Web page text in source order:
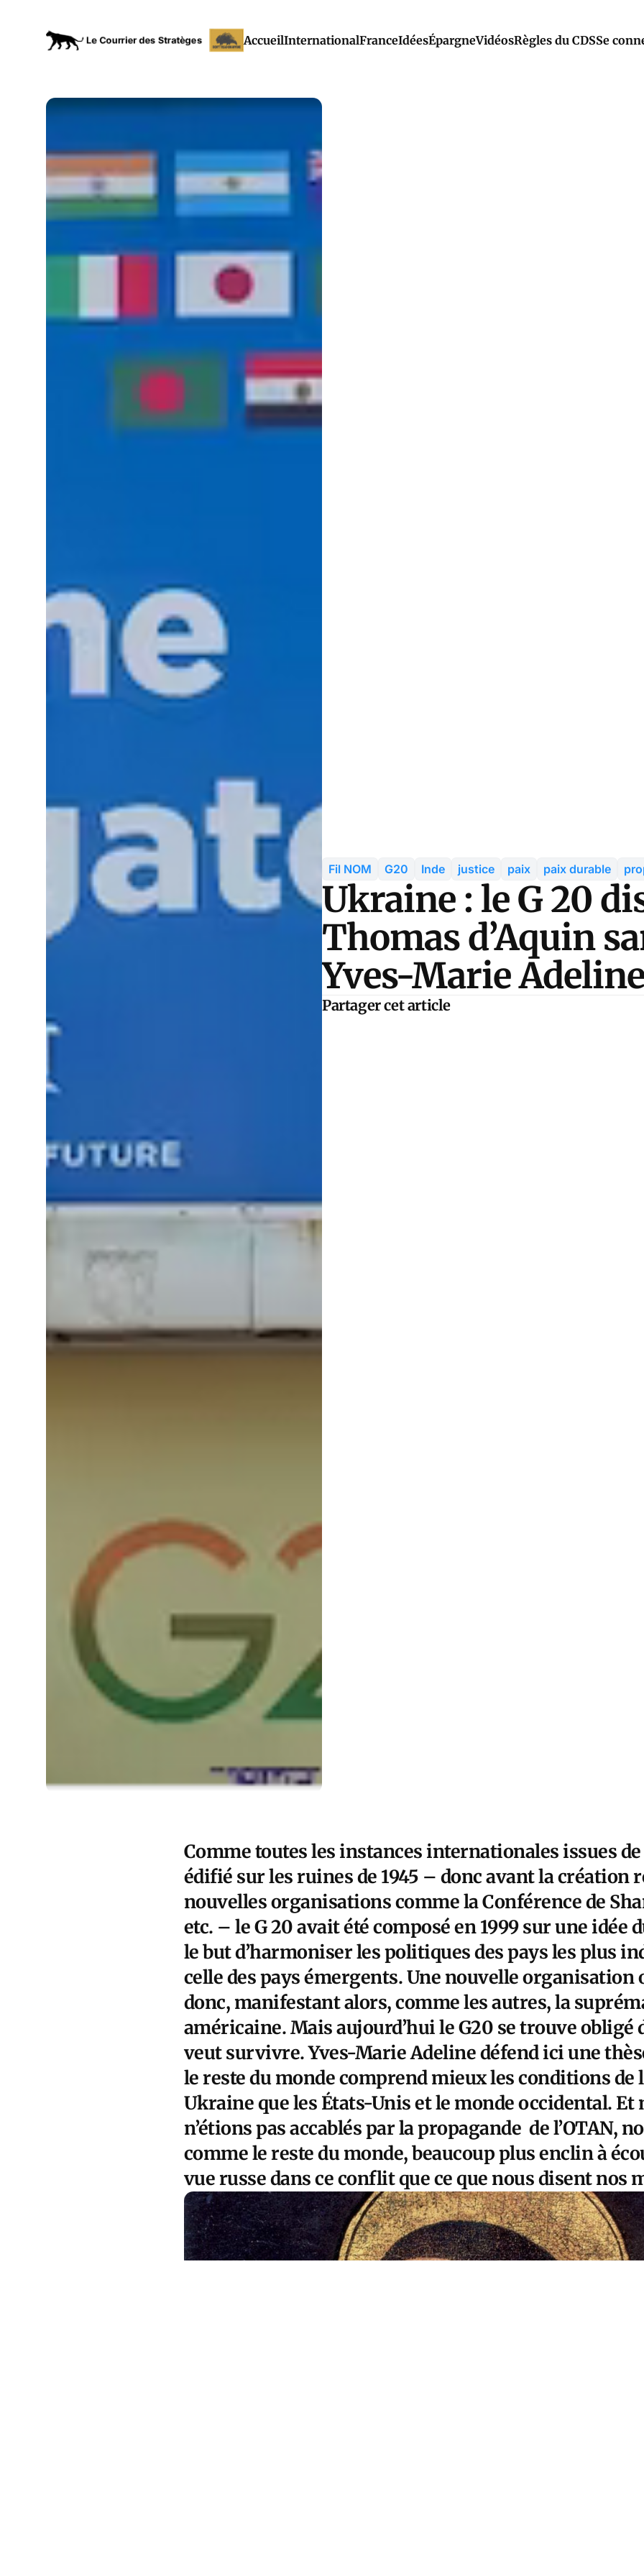
AccueilInternationalFranceIdéesÉpargneVidéosRègles du CDSSe
Fil NOM G20 Inde justice paix paix durable
Ukraine : le G 20
Thomas d’Aquin
Yves-Marie
Partager cet article
Comme toutes les instances internationales issues
édifié sur les ruines de 1945 – donc avant la création
nouvelles organisations comme la Conférence de
etc. – le G 20 avait été composé en 1999 sur une idée
le but d’harmoniser les politiques des pays les plus
celle des pays émergents. Une nouvelle organisation
donc, manifestant alors, comme les autres, la
américaine. Mais aujourd’hui le G20 se trouve obligé
veut survivre. Yves-Marie Adeline défend ici une
le reste du monde comprend mieux les conditions de
Ukraine que les États-Unis et le monde occidental. Et
n’étions pas accablés par la propagande de l’OTAN,
comme le reste du monde, beaucoup plus enclin à
vue russe dans ce conflit que ce que nous disent nos